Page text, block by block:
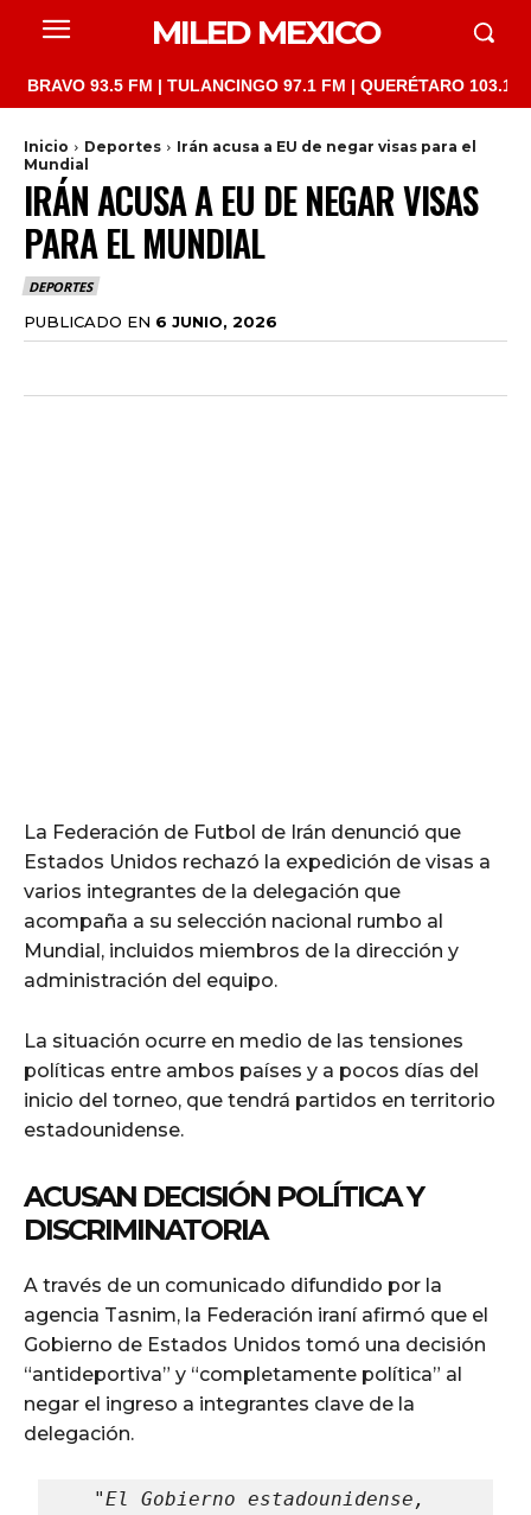
MILED MEXICO
93.5 FM | TULANCINGO 97.1 FM | QUERÉTARO 103.1 FM |
Inicio Deportes
Irán acusa a EU de negar visas para el
Mundial
IRÁN ACUSA A EU DE NEGAR VISAS
PARA EL MUNDIAL
DEPORTES
PUBLICADO EN 6 JUNIO, 2026
La Federación de Futbol de Irán denunció que
Estados Unidos rechazó la expedición de visas a
varios integrantes de la delegación que
acompaña a su selección nacional rumbo al
Mundial, incluidos miembros de la dirección y
administración del equipo.
La situación ocurre en medio de las tensiones
políticas entre ambos países y a pocos días del
inicio del torneo, que tendrá partidos en territorio
estadounidense.
ACUSAN DECISIÓN POLÍTICA Y
DISCRIMINATORIA
A través de un comunicado difundido por la
agencia Tasnim, la Federación iraní afirmó que el
Gobierno de Estados Unidos tomó una decisión
“antideportiva” y “completamente política” al
negar el ingreso a integrantes clave de la
delegación.
"El Gobierno estadounidense,